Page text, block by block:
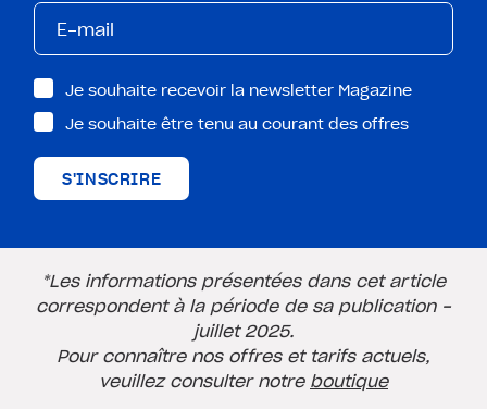
Je souhaite recevoir la newsletter Magazine
Je souhaite être tenu au courant des offres
S'INSCRIRE
*Les informations présentées dans cet article
correspondent à la période de sa publication -
juillet 2025.
Pour connaître nos offres et tarifs actuels,
veuillez consulter notre boutique